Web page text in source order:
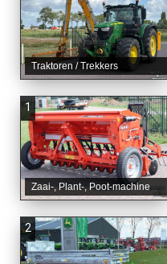
Traktoren / Trekkers
1
Zaai-, Plant-, Poot-machine
2